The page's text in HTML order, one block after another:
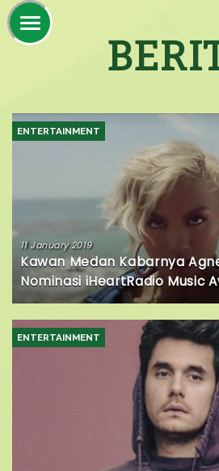
ENTERTAINMENT
11 January 2019
Kawan Medan Kabarnya
Nominasi iHeartRadio Music
ENTERTAINMENT